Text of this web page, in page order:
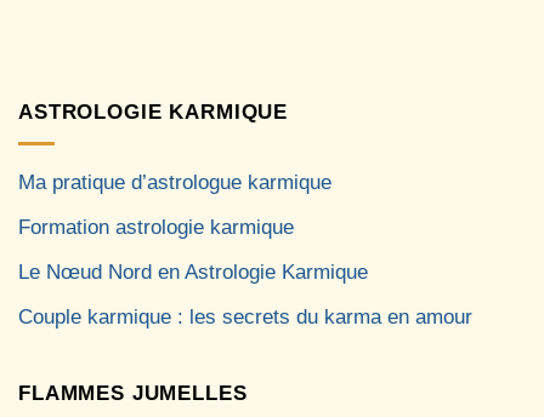
ASTROLOGIE KARMIQUE
Ma pratique d’astrologue karmique
Formation astrologie karmique
Le Nœud Nord en Astrologie Karmique
Couple karmique : les secrets du karma en amour
FLAMMES JUMELLES